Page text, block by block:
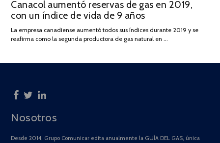
ON
DE
JULIO
2025
Canacol aumentó reservas de gas en 2019,
con un índice de vida de 9 años
La empresa canadiense aumentó todos sus índices durante 2019 y se
reafirma como la segunda productora de gas natural en …
Nosotros
Desde 2014, Grupo Comunicar edita anualmente la GUÍA DEL GAS, única